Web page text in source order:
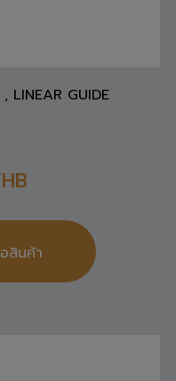
LINEAR GUIDE
สินค้า